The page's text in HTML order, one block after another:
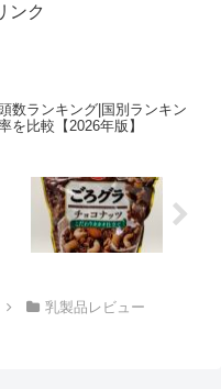
ンク
数ランキング|国別ランキン
を比較【2026年版】
乳製品レビュー